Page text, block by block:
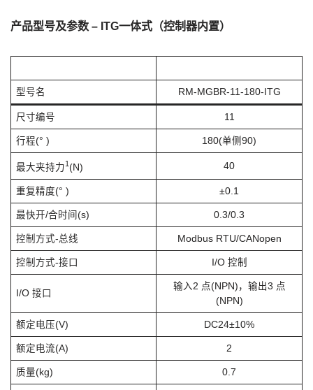
产品型号及参数 – ITG一体式（控制器内置）
型号名 RM-MGBR-11-180-ITG
尺寸编号 11
行程(° ) 180(单侧90)
最大夹持力1 (N) 40
重复精度(° ) ±0.1
最快开/合时间(s) 0.3/0.3
控制方式-总线 Modbus RTU/CANopen
控制方式-接口 I/O 控制
I/O 接口
输入2 点(NPN)，输出3 点
(NPN)
额定电压(V) DC24±10%
额定电流(A) 2
质量(kg) 0.7